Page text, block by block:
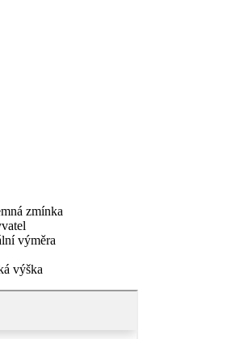
zmínka
výměra
výška